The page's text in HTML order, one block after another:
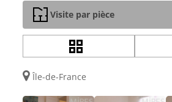
Visite par pièce
Île-de-France